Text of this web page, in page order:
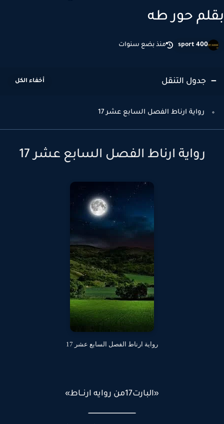
حور طه
sport 400 منذ بضع سنوات
جدول التنقل
رواية ارناط الفصل السابع عشر 17
رواية ارناط الفصل السابع عشر 17
رواية ارناط الفصل السابع عشر 17
«البارت17من روايه ارنــاط»
ـــــــــــــــــــــــــــــــــــــــــــــــ